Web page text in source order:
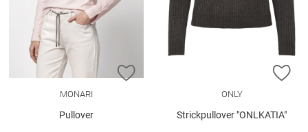
ZUR WUNSCHLISTE HINZUFÜGEN
MONARI
Pullover
ONLY
Strickpullover "ONLKATIA"